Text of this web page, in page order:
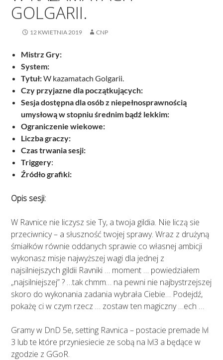
GOLGARII.
12 KWIETNIA 2019 CNP
Mistrz Gry:
System:
Tytuł:W kazamatach Golgarii.
Czy przyjazne dla początkujących:
Sesja dostępna dla osób z niepełnosprawnością
umysłową w stopniu średnim bądź lekkim:
Ograniczenie wiekowe:
Liczba graczy:
Czas trwania sesji:
Triggery:
Źródło grafiki:
Opis sesji:
W Ravnice nie liczysz sie Ty, a twoja gildia. Nie liczą sie
przeciwnicy – a słuszność twojej sprawy. Wraz z drużyną
śmiałków równie oddanych sprawie co własnej ambicji
wykonasz misje najwyższej wagi dla jednej z
najsilniejszych gildii Ravniki … moment … powiedziałem
„najsilniejszej” ? …tak chmm… na pewni nie najbystrzejszej
skoro do wykonania zadania wybrała Ciebie… Podejdź,
pokażę ci w czym rzecz … zostaw ten magiczny …ech …
Gramy w DnD 5e, setting Ravnica – postacie premade lvl
3 lub te które przyniesiecie ze sobą na lvl3 a będące w
zgodzie z GGoR.